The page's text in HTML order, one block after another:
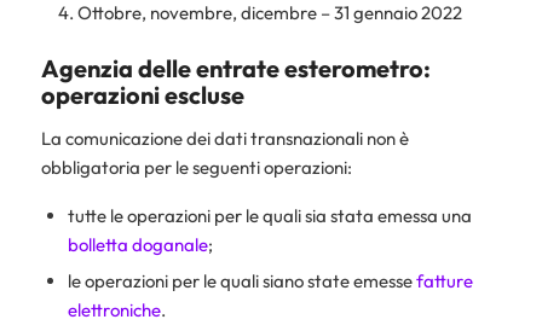
Ottobre, novembre, dicembre – 31 gennaio 2022
Agenzia delle entrate esterometro:
operazioni escluse
La comunicazione dei dati transnazionali non è
obbligatoria per le seguenti operazioni:
tutte le operazioni per le quali sia stata emessa una
bolletta doganale;
le operazioni per le quali siano state emessefatture
elettroniche.